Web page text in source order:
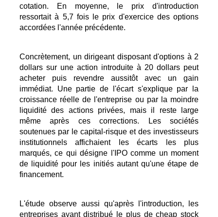
cotation. En moyenne, le prix d'introduction
ressortait à 5,7 fois le prix d'exercice des options
accordées l'année précédente.
Concrètement, un dirigeant disposant d'options à 2
dollars sur une action introduite à 20 dollars peut
acheter puis revendre aussitôt avec un gain
immédiat. Une partie de l'écart s'explique par la
croissance réelle de l'entreprise ou par la moindre
liquidité des actions privées, mais il reste large
même après ces corrections. Les sociétés
soutenues par le capital-risque et des investisseurs
institutionnels affichaient les écarts les plus
marqués, ce qui désigne l'IPO comme un moment
de liquidité pour les initiés autant qu'une étape de
financement.
L'étude observe aussi qu'après l'introduction, les
entreprises ayant distribué le plus de cheap stock